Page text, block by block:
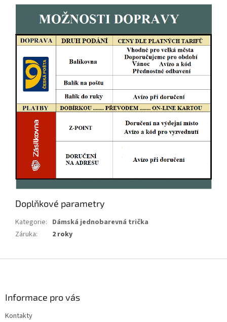
Doplňkové parametry
Kategorie: Dámská jednobarevná trička
Záruka: 2 roky
Informace pro vás
Kontakty